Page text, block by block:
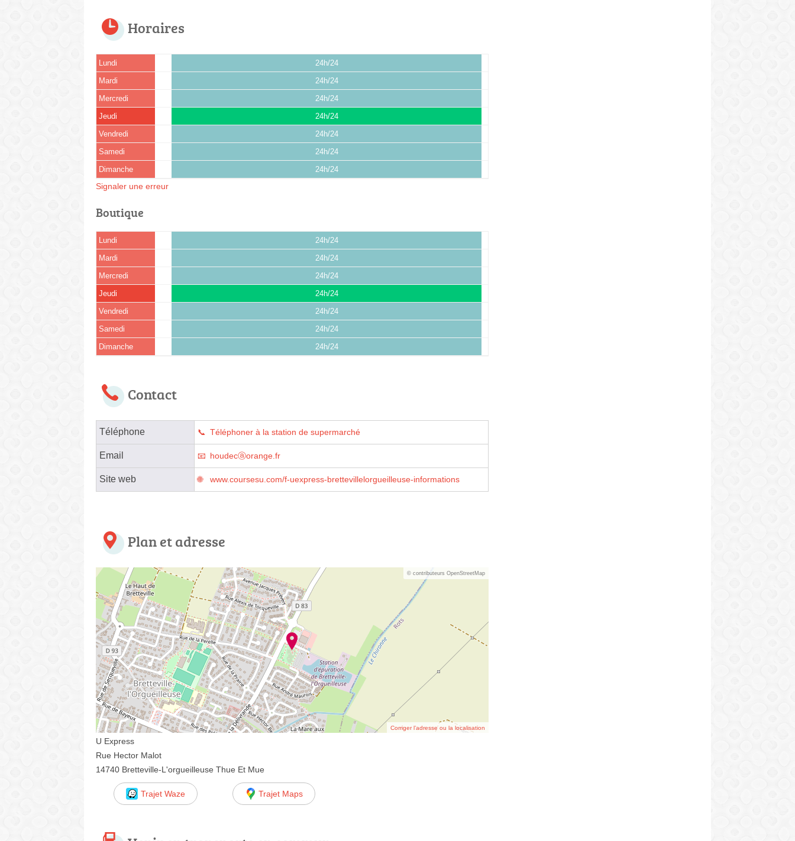
Horaires
Lundi 24h/24
Mardi 24h/24
Mercredi 24h/24
Jeudi 24h/24
Vendredi 24h/24
Samedi 24h/24
Dimanche 24h/24
Signaler une erreur
Boutique
Lundi 24h/24
Mardi 24h/24
Mercredi 24h/24
Jeudi 24h/24
Vendredi 24h/24
Samedi 24h/24
Dimanche 24h/24
Contact
Téléphone Téléphoner à la station de supermarché
Email houdecⓐorange.fr
Site web www.coursesu.com/f-uexpress-brettevillelorgueilleuse-informations
Plan et adresse
© contributeurs OpenStreetMap
Corriger l’adresse ou la localisation
U Express
Rue Hector Malot
14740 Bretteville-L'orgueilleuse Thue Et Mue
Trajet Waze Trajet Maps